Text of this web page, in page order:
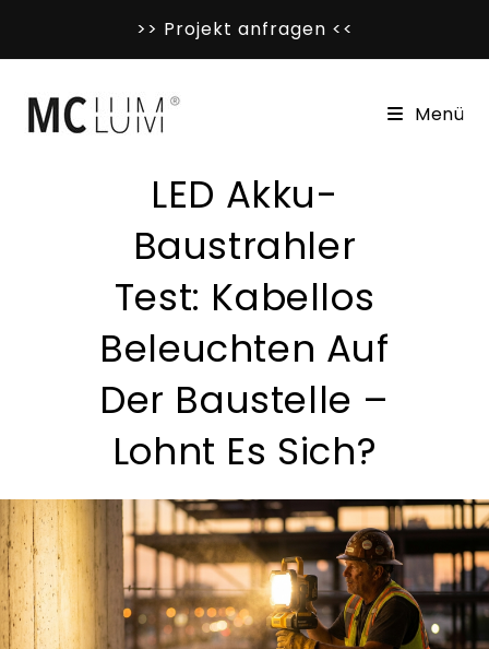
springen
>> Projekt anfragen <<
Menü
LED Akku-
Baustrahler
Test: Kabellos
Beleuchten Auf
Der Baustelle –
Lohnt Es Sich?